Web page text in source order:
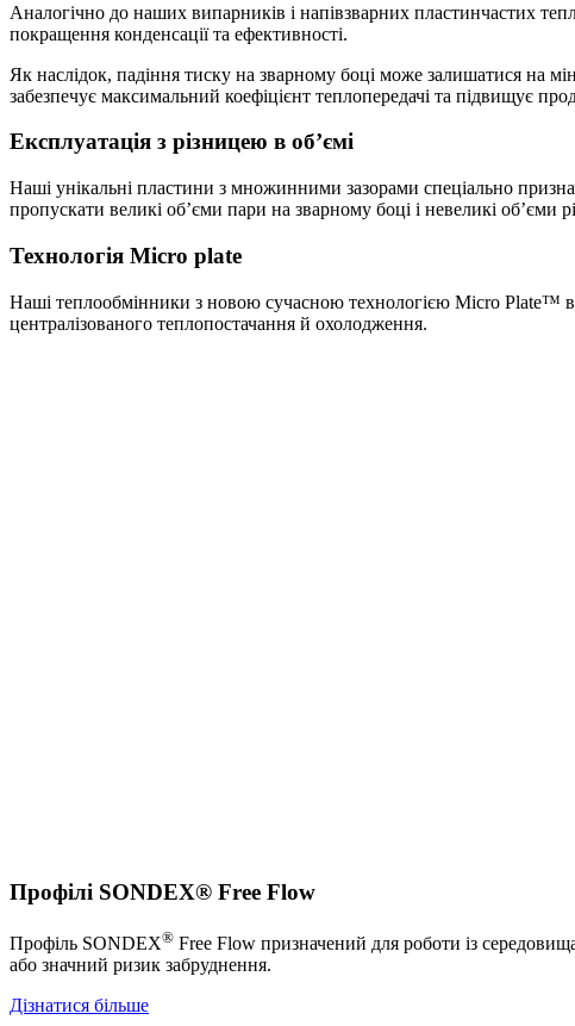
Аналогічно до наших випарників і напівзварних пластинчастих
покращення конденсації та ефективності.
Як наслідок, падіння тиску на зварному боці може залишатися на
забезпечує максимальний коефіцієнт теплопередачі та підвищує
Експлуатація з різницею в об’ємі
Наші унікальні пластини з множинними зазорами спеціально
пропускати великі об’єми пари на зварному боці і невеликі
Технологія Micro plate
Наші теплообмінники з новою сучасною технологією Micro Plate™
централізованого теплопостачання й охолодження.
Профілі SONDEX® Free Flow
Профіль SONDEX® Free Flow призначений для роботи із
або значний ризик забруднення.
Дізнатися більше